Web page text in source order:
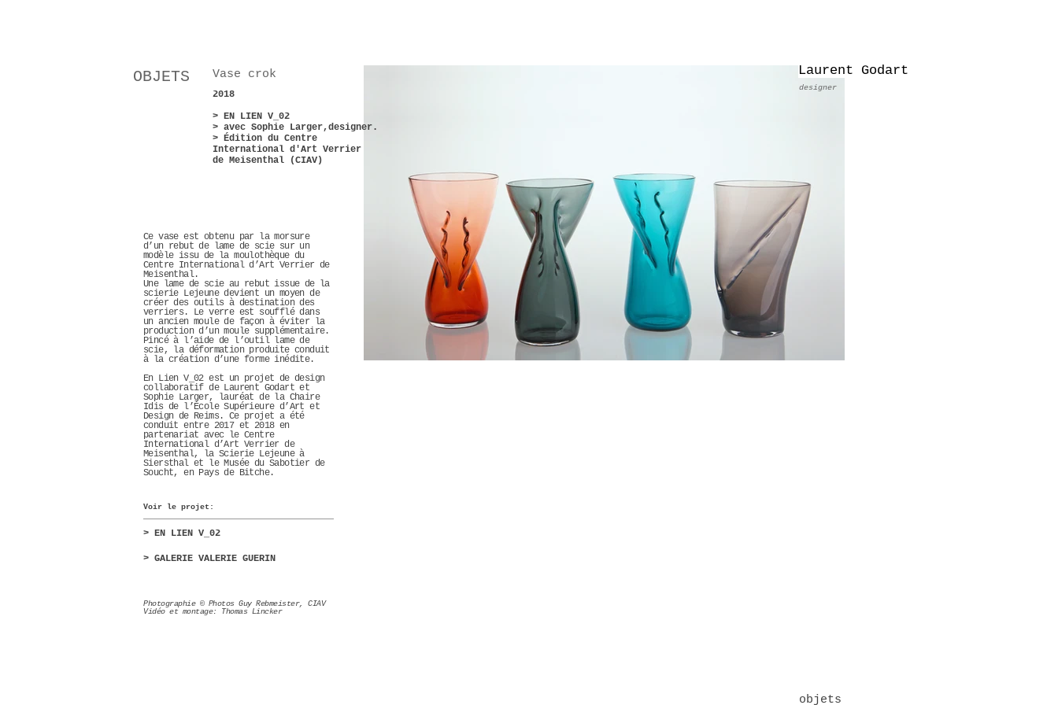
designer
Laurent Godart
OBJETS Vase crok
2018
> EN LIEN V_02
> avec Sophie Larger,designer.
> Édition du Centre
International d'Art Verrier
de Meisenthal (CIAV)
Ce vase est obtenu par la morsure
d’un rebut de lame de scie sur un
modèle issu de la moulothèque du
Centre International d’Art Verrier de
Meisenthal.
Une lame de scie au rebut issue de la
scierie Lejeune devient un moyen de
créer des outils à destination des
verriers. Le verre est soufflé dans
un ancien moule de façon à éviter la
production d’un moule supplémentaire.
Pincé à l’aide de l’outil lame de
scie, la déformation produite conduit
à la création d’une forme inédite.
En Lien V_02 est un projet de design
collaboratif de Laurent Godart et
Sophie Larger, lauréat de la Chaire
Idis de l’École Supérieure d’Art et
Design de Reims. Ce projet a été
conduit entre 2017 et 2018 en
partenariat avec le Centre
International d’Art Verrier de
Meisenthal, la Scierie Lejeune à
Siersthal et le Musée du Sabotier de
Soucht, en Pays de Bitche.
Voir le projet:
> EN LIEN V_02
> GALERIE VALERIE GUERIN
Photographie © Photos Guy Rebmeister, CIAV
Vidéo et montage: Thomas Lincker
objets